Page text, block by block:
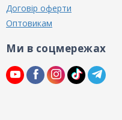
Договір оферти
Оптовикам
Ми в соцмережах